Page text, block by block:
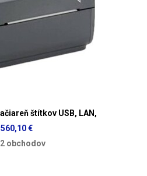
štítkov USB, LAN,
560,10 €
obchodov